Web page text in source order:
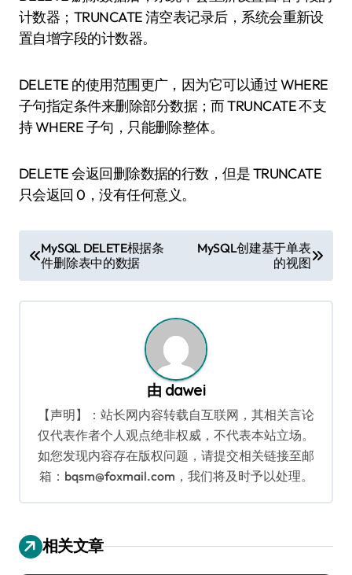
计数器；TRUNCATE 清空表记录后，系统会重新设
置自增字段的计数器。
DELETE 的使用范围更广，因为它可以通过 WHERE
子句指定条件来删除部分数据；而 TRUNCATE 不支
持 WHERE 子句，只能删除整体。
DELETE 会返回删除数据的行数，但是 TRUNCATE
只会返回 0，没有任何意义。
章
导
MySQL DELETE根据条
件删除表中的数据
MySQL创建基于单表
的视图
由 dawei
【声明】：站长网内容转载自互联网，其相关言论
仅代表作者个人观点绝非权威，不代表本站立场。
如您发现内容存在版权问题，请提交相关链接至邮
箱：bqsm@foxmail.com，我们将及时予以处理。
相关文章